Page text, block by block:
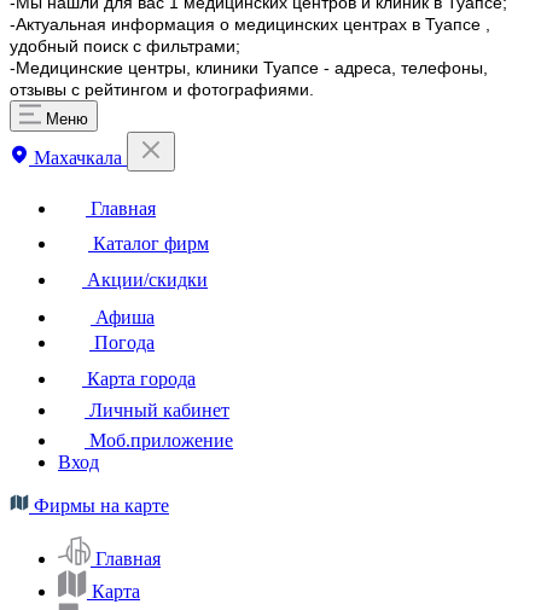
-Актуальная информация о медицинских центрах в Туапсе ,
удобный поиск с фильтрами;
-Медицинские центры, клиники Туапсе - адреса, телефоны,
отзывы с рейтингом и фотографиями.
Меню
Махачкала
Главная
Каталог фирм
Акции/скидки
Афиша
Погода
Карта города
Личный кабинет
Моб.приложение
Вход
Фирмы на карте
Главная
Карта